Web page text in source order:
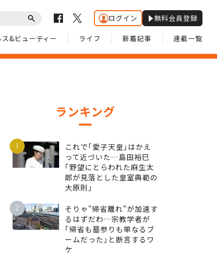
ログイン 無料会員登録
ス&ビューティー ライフ 新着記事 連載一覧
ランキング
1
これで｢愛子天皇｣はかえ
って近づいた…島田裕巳
｢野望にとらわれた麻生太
郎が見落とした皇室典範の
大原則｣
2
そりゃ"帰省離れ"が加速す
るはずだわ…宗教学者が
｢帰省も墓参りも単なるブ
ームだった｣と断言するワ
ケ